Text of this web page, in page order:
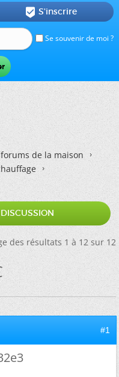
Se souvenir de moi ?
 S'inscrire
de la maison
des résultats 1 à 12 sur 12
#1